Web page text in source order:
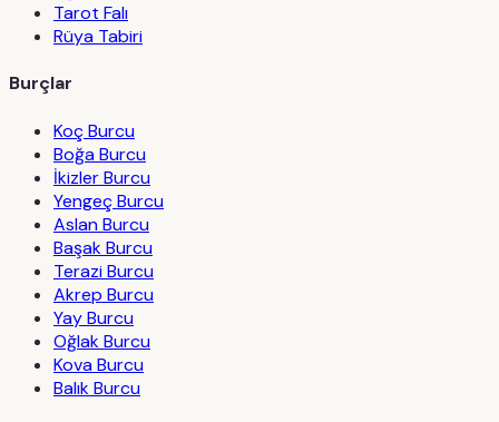
Tarot Falı
Rüya Tabiri
Burçlar
Koç Burcu
Boğa Burcu
İkizler Burcu
Yengeç Burcu
Aslan Burcu
Başak Burcu
Terazi Burcu
Akrep Burcu
Yay Burcu
Oğlak Burcu
Kova Burcu
Balık Burcu